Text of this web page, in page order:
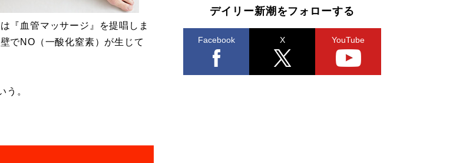
『血管マッサージ』を提唱しま
でNO（一酸化窒素）が生じて
う。
デイリー新潮をフォローする
Facebook X YouTube